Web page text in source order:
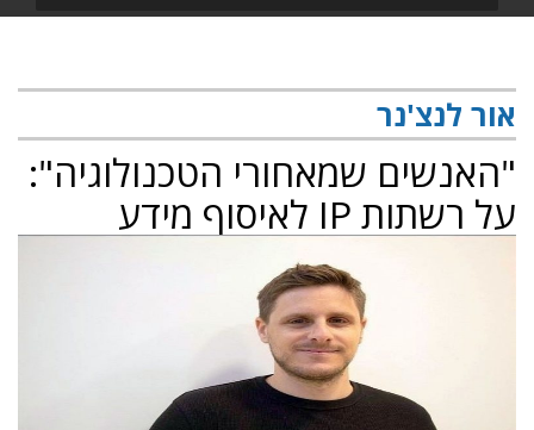
אור לנצ'נר
"האנשים שמאחורי הטכנולוגיה":
על רשתות IP לאיסוף מידע